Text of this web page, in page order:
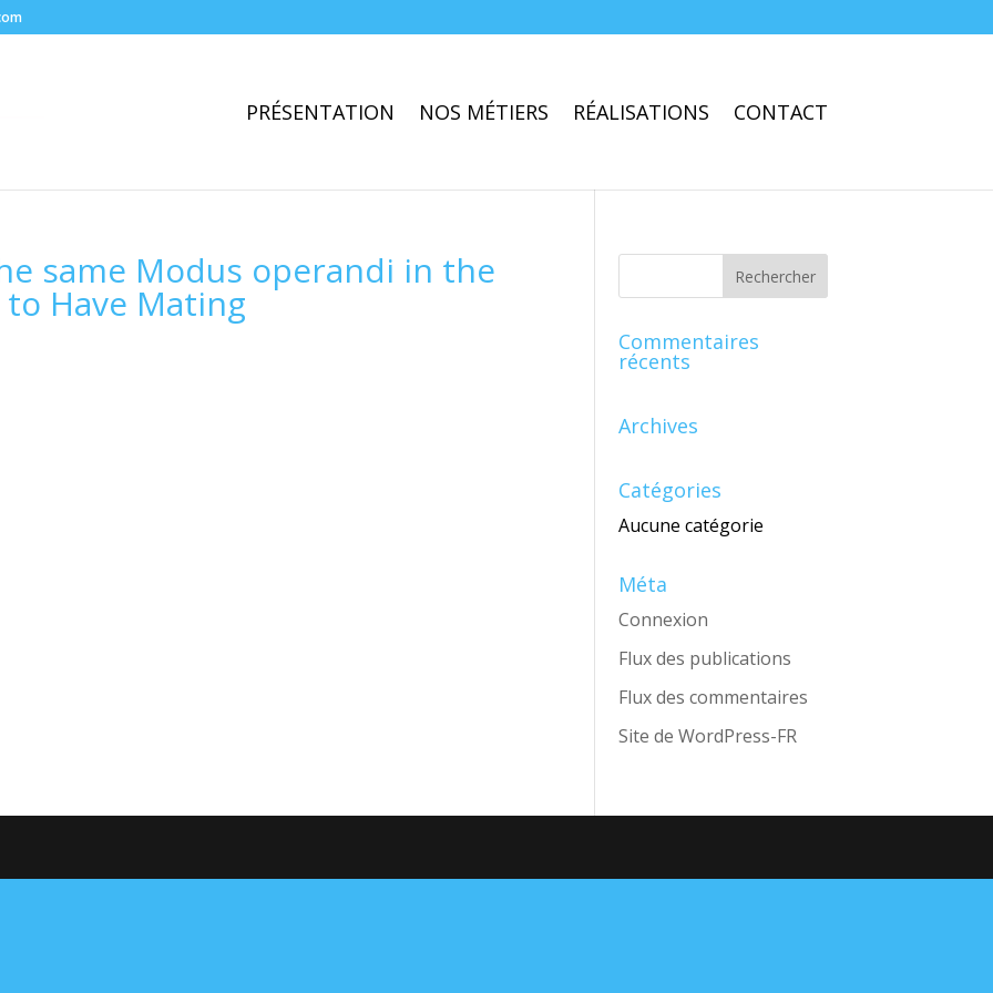
PRÉSENTATION NOS MÉTIERS RÉALISATIONS CONTACT
same Modus operandi in the
Have Mating
Commentaires
récents
Archives
Catégories
Aucune catégorie
Méta
Connexion
Flux des publications
Flux des commentaires
Site de WordPress-FR